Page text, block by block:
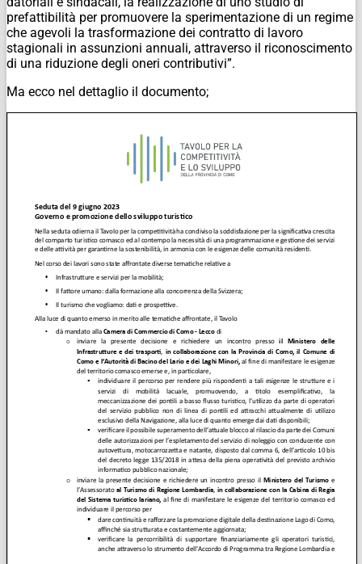
prefattibilità per promuovere la sperimentazione di un regime
che agevoli la trasformazione dei contratto di lavoro
stagionali in assunzioni annuali, attraverso il riconoscimento
di una riduzione degli oneri contributivi”.
Ma ecco nel dettaglio il documento;